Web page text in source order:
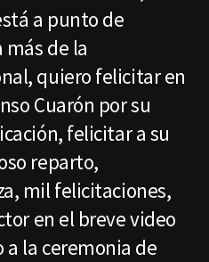
a punto de
de la
quiero felicitar en
Cuarón por su
felicitar a su
reparto,
mil felicitaciones,
en el breve video
la ceremonia de